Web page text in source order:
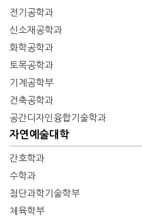
전기공학과
신소재공학과
화학공학과
토목공학과
기계공학부
건축공학과
공간디자인융합기술학과
자연예술대학
간호학과
수학과
첨단과학기술학부
체육학부